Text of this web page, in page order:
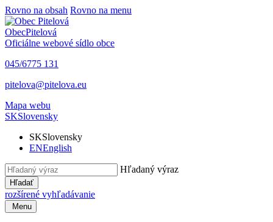
Rovno na obsah Rovno na menu
ObecPitelová
Oficiálne webové sídlo obce
045/6775 131
pitelova@pitelova.eu
Mapa webu
SKSlovensky
SKSlovensky
ENEnglish
Hľadaný výraz
Hľadať
rozšírené vyhľadávanie
Menu